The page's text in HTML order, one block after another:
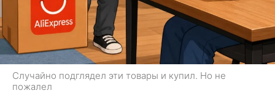
Случайно подглядел эти товары и купил. Но не
пожалел